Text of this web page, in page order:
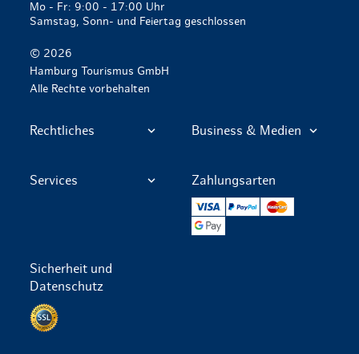
Mo - Fr: 9:00 - 17:00 Uhr
Samstag, Sonn- und Feiertag geschlossen
© 2026
Hamburg Tourismus GmbH
Alle Rechte vorbehalten
Rechtliches Business & Medien
Services Zahlungsarten
VISA PayPal
Sicherheit und
Datenschutz